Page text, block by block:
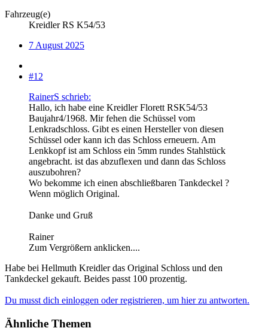
Fahrzeug(e)
Kreidler RS K54/53
7 August 2025
#12
RainerS schrieb:
Hallo, ich habe eine Kreidler Florett RSK54/53
Baujahr4/1968. Mir fehen die Schüssel vom
Lenkradschloss. Gibt es einen Hersteller von diesen
Schüssel oder kann ich das Schloss erneuern. Am
Lenkkopf ist am Schloss ein 5mm rundes Stahlstück
angebracht. ist das abzuflexen und dann das Schloss
auszubohren?
Wo bekomme ich einen abschließbaren Tankdeckel ?
Wenn möglich Original.
Danke und Gruß
Rainer
Zum Vergrößern anklicken....
Habe bei Hellmuth Kreidler das Original Schloss und den
Tankdeckel gekauft. Beides passt 100 prozentig.
Du musst dich einloggen oder registrieren, um hier zu antworten.
Ähnliche Themen